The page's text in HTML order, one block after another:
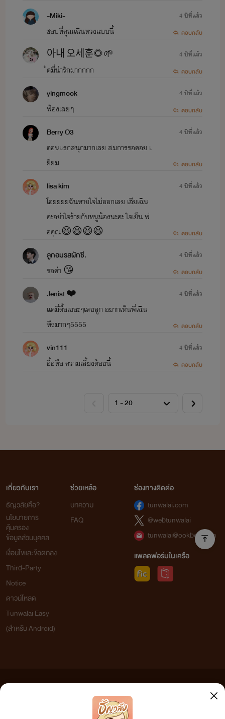
-Miki-
ชอบที่คุณเฉินหวงแบบนี้
4 ปีที่แล้ว
ตอบกลับ
아내 오세훈🌻🌱
้ดมี่น่ารักมากกกก
4 ปีที่แล้ว
ตอบกลับ
yingmook
ฟ้องเลยๆ
4 ปีที่แล้ว
ตอบกลับ
Berry O3
ตอนแรกสนุกมากเลย สมการรอคอย เ
ยี่ยม
4 ปีที่แล้ว
ตอบกลับ
lisa kim
โอยยยยฉันหายใจไม่ออกเลย เฮียเฉิน
ค่ะอย่าใจร้ายกับหนูน้องนะคะ ใจเย็น พ่
อคุณ😆😆😆😆
4 ปีที่แล้ว
ตอบกลับ
ลูกอมรสผักชี.
รอค่า 😘
4 ปีที่แล้ว
ตอบกลับ
Jenist ❤️
เเดมี่ดื้อเยอะๆเลยลูก อยากเห็นพี่เฉิน
หึงมากๆ5555
4 ปีที่แล้ว
ตอบกลับ
vin111
อื้อหือ ความเลี้ยงต้อยนี้
4 ปีที่แล้ว
ตอบกลับ
เกี่ยวกับเรา
ธัญวลัยคือ?
นโยบายการ
คุ้มครอง
ข้อมูลส่วนบุคคล
เงื่อนไขและข้อตกลง
Third-Party
Notice
ดาวน์โหลด
Tunwalai Easy
(สำหรับ Android)
ช่วยเหลือ
บทความ
FAQ
ช่องทางติดต่อ
tunwalai.com
@webtunwalai
tunwalai@ookbee.com
แพลตฟอร์มในเครือ
เว็บไซต์แห่งนี้ไม่ได้เห็นด้วยและไม่ขอรับผิดชอบต่อข้อความใดๆ ทั้งสิ้น ดังนั้นผู้อ่านทุกท่านโปรดใช้
วิจารณญาณในการกลั่นกรองด้วยตนเอง และหากท่านพบข้อความใดๆ ที่ขัดต่อกฎหมายและศีลธรรม